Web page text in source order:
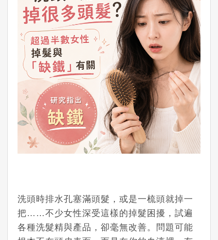
洗頭時排水孔塞滿頭髮，或是一梳頭就掉一
把……不少女性深受這樣的掉髮困擾，試遍
各種洗髮精與產品，卻毫無改善。問題可能